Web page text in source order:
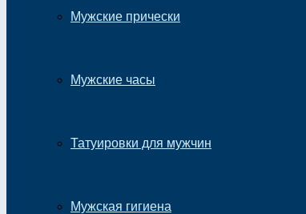
Мужские прически
Мужские часы
Татуировки для мужчин
Мужская гигиена